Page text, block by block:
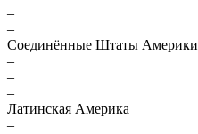
–
–
Соединённые Штаты Америки
–
–
–
Латинская Америка
–